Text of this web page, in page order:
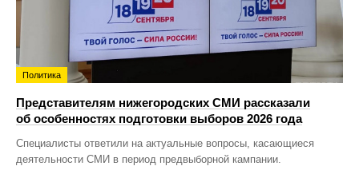
Политика
Представителям нижегородских СМИ рассказали
об особенностях подготовки выборов 2026 года
Специалисты ответили на актуальные вопросы, касающиеся
деятельности СМИ в период предвыборной кампании.